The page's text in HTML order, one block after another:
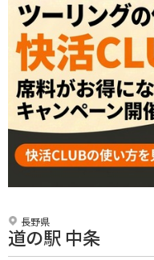
長野県
道の駅 中条